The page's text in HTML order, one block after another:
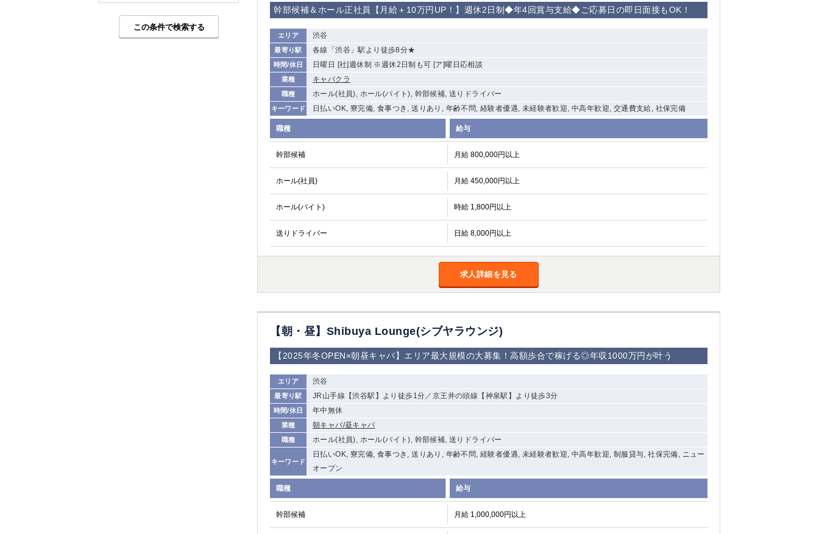
幹部候補＆ホール正社員【月給＋10万円UP！】週休2日制◆年4回賞与支給◆ご応募日の即日面接もOK！
エリア 渋谷
最寄り駅 各線「渋谷」駅より徒歩8分★
時間/休日 日曜日 [社]週休制 ※週休2日制も可 [ア]曜日応相談
業種 キャバクラ
職種 ホール(社員), ホール(バイト), 幹部候補, 送りドライバー
キーワード 日払いOK, 寮完備, 食事つき, 送りあり, 年齢不問, 経験者優遇, 未経験者歓迎, 中高年歓迎, 交通費支給, 社保完備
職種 給与
幹部候補 月給 800,000円以上
ホール(社員) 月給 450,000円以上
ホール(バイト) 時給 1,800円以上
送りドライバー 日給 8,000円以上
求人詳細を見る
【朝・昼】Shibuya Lounge(シブヤラウンジ)
【2025年冬OPEN×朝昼キャバ】エリア最大規模の大募集！高額歩合で稼げる◎年収1000万円が叶う
エリア 渋谷
最寄り駅 JR山手線【渋谷駅】より徒歩1分／京王井の頭線【神泉駅】より徒歩3分
時間/休日 年中無休
業種 朝キャバ/昼キャバ
職種 ホール(社員), ホール(バイト), 幹部候補, 送りドライバー
キーワード
日払いOK, 寮完備, 食事つき, 送りあり, 年齢不問, 経験者優遇, 未経験者歓迎, 中高年歓迎, 制服貸与, 社保完備, ニュー
オープン
職種 給与
幹部候補 月給 1,000,000円以上
この条件で検索する